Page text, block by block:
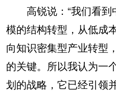
高锐说：“我们看到
模的结构转型，从低成
向知识密集型产业转型
的关键。所以我认为一
划的战略，它已经引领